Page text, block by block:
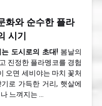
화와 순수한 플라
시기
도시로의 초대! 봄날의
진정한 플라멩코를 경험
오면 세비야는 마치 꽃처
로 가득한 거리, 햇살에
느껴지는 …